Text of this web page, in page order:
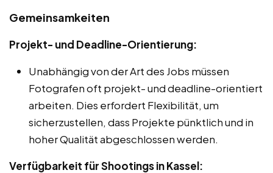
Gemeinsamkeiten
Projekt- und Deadline-Orientierung:
Unabhängig von der Art des Jobs müssen
Fotografen oft projekt- und deadline-orientiert
arbeiten. Dies erfordert Flexibilität, um
sicherzustellen, dass Projekte pünktlich und in
hoher Qualität abgeschlossen werden.
Verfügbarkeit für Shootings in Kassel: